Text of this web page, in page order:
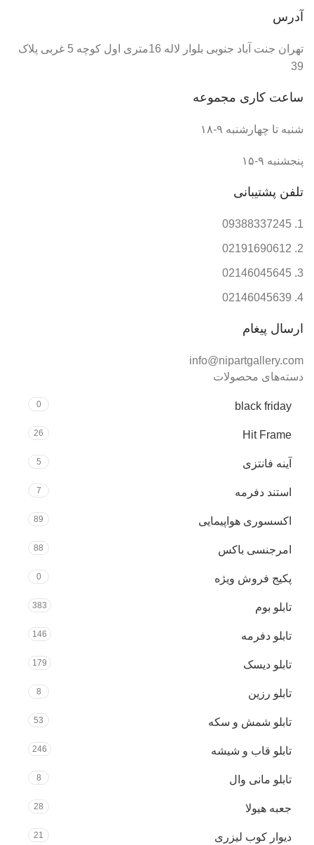
آدرس
تهران جنت آباد جنوبی بلوار لاله 16متری اول کوچه 5 غربی پلاک
39
ساعت کاری مجموعه
شنبه تا چهارشنبه ۹-۱۸
پنجشنبه ۹-۱۵
تلفن پشتیبانی
09388337245
02191690612
02146045645
02146045639
ارسال پیغام
info@nipartgallery.com
دسته‌های محصولات
black friday
0
Hit Frame
26
آینه فانتزی 5
استند دفرمه 7
اکسسوری هواپیمایی 89
امرجنسی باکس 88
پکیج فروش ویژه 0
تابلو بوم 383
تابلو دفرمه 146
تابلو دیسک 179
تابلو رزین 8
تابلو شمش و سکه 53
تابلو قاب و شیشه 246
تابلو مانی وال 8
جعبه هیولا 28
دیوار کوب لیزری 21